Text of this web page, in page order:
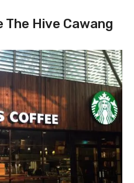
The Hive Cawang